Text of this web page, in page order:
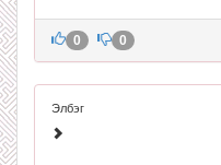
0 0
Элбэг